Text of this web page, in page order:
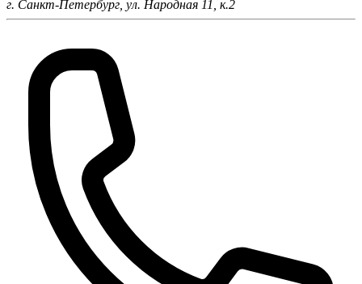
г. Санкт-Петербург, ул. Народная 11, к.2